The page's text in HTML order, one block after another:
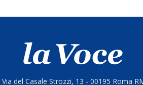
del Casale Strozzi, 13 - 00195 Roma